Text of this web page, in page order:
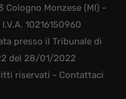
Cologno Monzese (MI) -
10216150960
presso il Tribunale di
del 28/01/2022
riservati - Contattaci